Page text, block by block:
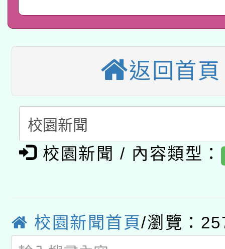
用水績優單位及節水達
本校115學年度第2次
招甄選結果公告(無人
適應運動共學行動站研
本館辦理115年度閱讀
暨閱讀推動專業研習
科技賦能─人工智慧
礎課程
A3數位素養講師名單
「數位內容與教學軟
薪期間赴陸應申請許可
業技術研究院辦理「
115年8月22日(星期六
返回首頁
校園新聞 / 內容類型：
校園新聞首頁/瀏覽：